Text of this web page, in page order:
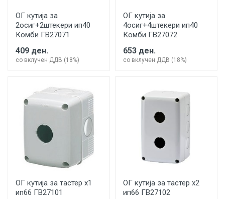
ОГ кутија за
2осиг+2штекери ип40
Комби ГВ27071
409 ден.
со вклучен ДДВ (18%)
ОГ кутија за
4осиг+4штекери ип40
Комби ГВ27072
653 ден.
со вклучен ДДВ (18%)
ОГ кутија за тастер х1
ип66 ГВ27101
ОГ кутија за тастер х2
ип66 ГВ27102